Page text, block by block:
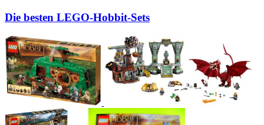
Die besten LEGO-Hobbit-Sets